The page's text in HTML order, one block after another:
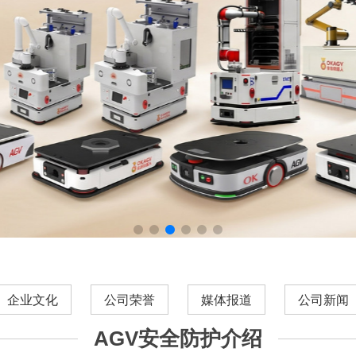
企业文化 公司荣誉 媒体报道 公司新闻
AGV安全防护介绍